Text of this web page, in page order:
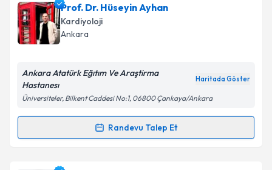
Takvim Talebini Gönder
Uzm. Dr. Meltem Kayatürkiçin randevu takvimi
talebi oluşturun. Size bu uzmandan randevu almanız
için bir takvim hazırlandığında e-posta ile
bilgilendireceğiz.
Kişisel verilerimin işlenmesine ilişkin
Metni'ni okudum ve kişisel verilerimin belirtilen
Prof. Dr. Hüseyin Ayhan
Kardiyoloji
Ankara
Ankara Atatürk Eğıtım Ve Araştirma
Hastanesı
Haritada Göster
Üniversiteler, Bilkent Caddesi No:1, 06800 Çankaya/Ankara
Randevu Talep Et
Randevu Takvimi Talebi